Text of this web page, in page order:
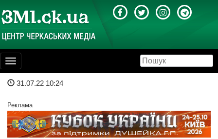
Toggle
navigation
31.07.22 10:24
Реклама